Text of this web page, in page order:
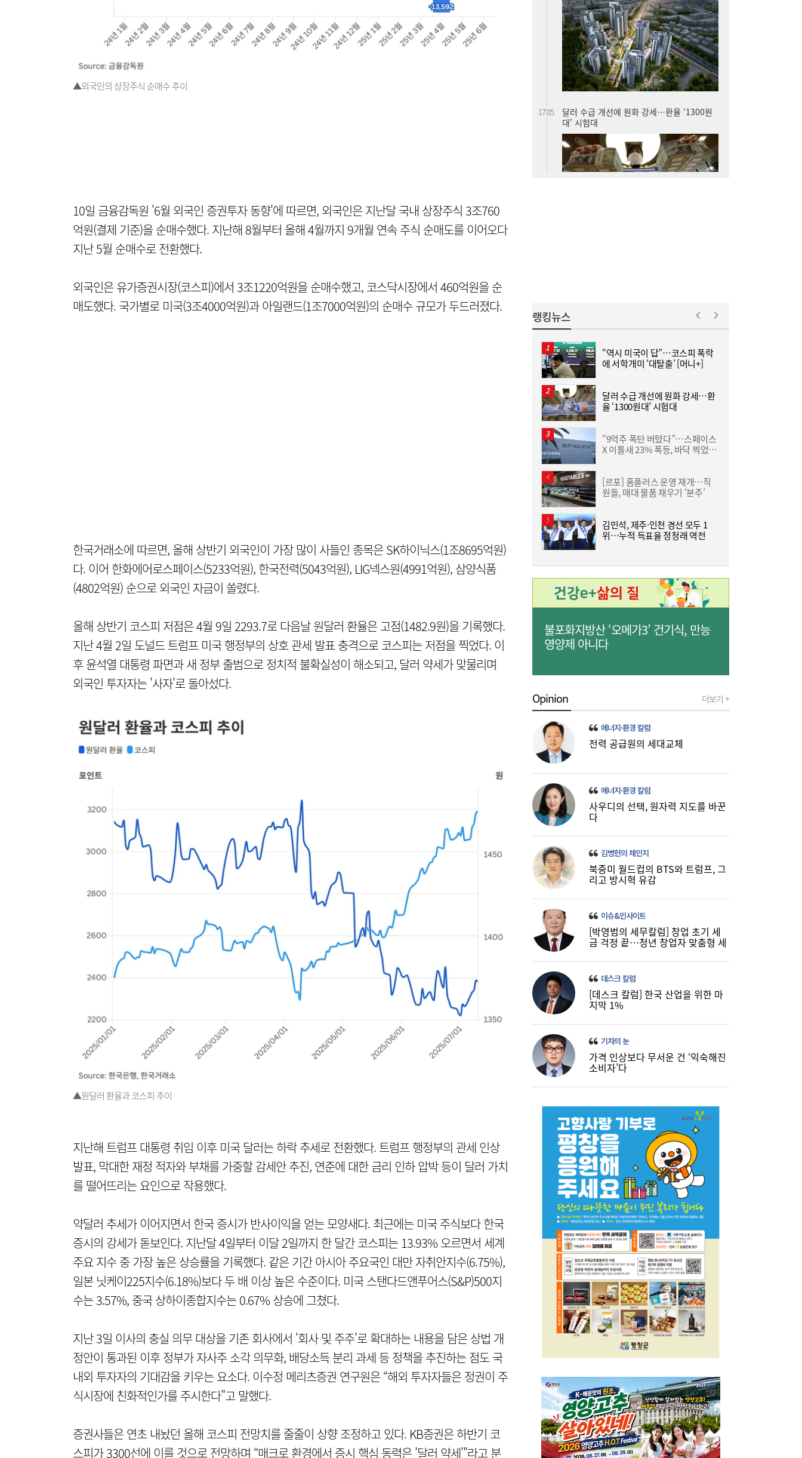
▲외국인의 상장주식 순매수 추이
10일 금융감독원 '6월 외국인 증권투자 동향'에 따르면, 외국인은 지난달 국내 상장주식 3조760
억원(결제 기준)을 순매수했다. 지난해 8월부터 올해 4월까지 9개월 연속 주식 순매도를 이어오다
지난 5월 순매수로 전환했다.
외국인은 유가증권시장(코스피)에서 3조1220억원을 순매수했고, 코스닥시장에서 460억원을 순
매도했다. 국가별로 미국(3조4000억원)과 아일랜드(1조7000억원)의 순매수 규모가 두드러졌다.
한국거래소에 따르면, 올해 상반기 외국인이 가장 많이 사들인 종목은 SK하이닉스(1조8695억원)
다. 이어 한화에어로스페이스(5233억원), 한국전력(5043억원), LIG넥스원(4991억원), 삼양식품
(4802억원) 순으로 외국인 자금이 쏠렸다.
올해 상반기 코스피 저점은 4월 9일 2293.7로 다음날 원달러 환율은 고점(1482.9원)을 기록했다.
지난 4월 2일 도널드 트럼프 미국 행정부의 상호 관세 발표 충격으로 코스피는 저점을 찍었다. 이
후 윤석열 대통령 파면과 새 정부 출범으로 정치적 불확실성이 해소되고, 달러 약세가 맞물리며
외국인 투자자는 '사자'로 돌아섰다.
▲원달러 환율과 코스피 추이
지난해 트럼프 대통령 취임 이후 미국 달러는 하락 추세로 전환했다. 트럼프 행정부의 관세 인상
발표, 막대한 재정 적자와 부채를 가중할 감세안 추진, 연준에 대한 금리 인하 압박 등이 달러 가치
를 떨어뜨리는 요인으로 작용했다.
약달러 추세가 이어지면서 한국 증시가 반사이익을 얻는 모양새다. 최근에는 미국 주식보다 한국
증시의 강세가 돋보인다. 지난달 4일부터 이달 2일까지 한 달간 코스피는 13.93% 오르면서 세계
주요 지수 중 가장 높은 상승률을 기록했다. 같은 기간 아시아 주요국인 대만 자취안지수(6.75%),
일본 닛케이225지수(6.18%)보다 두 배 이상 높은 수준이다. 미국 스탠다드앤푸어스(S&P)500지
수는 3.57%, 중국 상하이종합지수는 0.67% 상승에 그쳤다.
지난 3일 이사의 충실 의무 대상을 기존 회사에서 '회사 및 주주'로 확대하는 내용을 담은 상법 개
정안이 통과된 이후 정부가 자사주 소각 의무화, 배당소득 분리 과세 등 정책을 추진하는 점도 국
내외 투자자의 기대감을 키우는 요소다. 이수정 메리츠증권 연구원은 “해외 투자자들은 정권이 주
식시장에 친화적인가를 주시한다"고 말했다.
증권사들은 연초 내놨던 올해 코스피 전망치를 줄줄이 상향 조정하고 있다. KB증권은 하반기 코
스피가 3300선에 이를 것으로 전망하며 “매크로 환경에서 증시 핵심 동력은 '달러 약세'"라고 분
달러 수급 개선에 원화 강세…환율 ‘1300원
대’ 시험대
“40도 폭염에 쓰러지면”...나도 받을 수 있는
보험금 있다
14:24
김민석 “갈등 제로” vs 정청래 “한 번 배신하
면 또”…제주서 난타전
13:11
줄었던 中企 대출, 한 달 만에 반등…5대 은
행, 기업대출 확대
11:20
“역시 미국이 답”…코스피 폭락에 서학개미
11:15
이쯤되면 ‘내홍위’…국힘 윤리위원 또 사퇴,
윤리위 내부 갈등 확산
랭킹뉴스
“역시 미국이 답”…코스피 폭락
에 서학개미 ‘대탈출’ [머니+]
달러 수급 개선에 원화 강세…환
율 ‘1300원대’ 시험대
“9억주 폭탄 버텼다”…스페이스
X 이틀새 23% 폭등, 바닥 찍었나
[르포] 홈플러스 운영 재개…직
원들, 매대 물품 채우기 ‘분주’
김민석, 제주·인천 경선 모두 1
위…누적 득표율 정청래 역전
불포화지방산 ‘오메가3’ 건기식, 만능
영양제 아니다
Opinion 더보기 +
에너지·환경 칼럼
전력 공급원의 세대교체
에너지·환경 칼럼
사우디의 선택, 원자력 지도를 바꾼
다
김병헌의 체인지
북중미 월드컵의 BTS와 트럼프, 그
리고 방시혁 유감
이슈&인사이트
[박영범의 세무칼럼] 창업 초기 세
금 걱정 끝…청년 창업자 맞춤형 세
데스크 칼럼
[데스크 칼럼] 한국 산업을 위한 마
지막 1%
기자의 눈
가격 인상보다 무서운 건 ‘익숙해진
소비자’다